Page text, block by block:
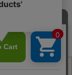
Reserved.